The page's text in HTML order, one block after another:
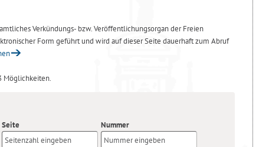
Verkündungs- bzw. Veröffentlichungsorgan der Freien
Form geführt und wird auf dieser Seite dauerhaft zum Abruf
Möglichkeiten.
Seite Nummer